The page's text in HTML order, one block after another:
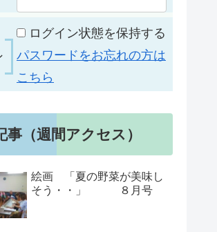
ログイン状態を保持する
パスワードをお忘れの方は
こちら
事（週間アクセス）
絵画 「夏の野菜が美味し
そう・・」 ８月号